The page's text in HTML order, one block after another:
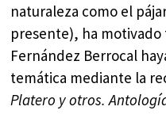
naturaleza como el
presente), ha
Fernández Berrocal
temática mediante la
Platero y otros.